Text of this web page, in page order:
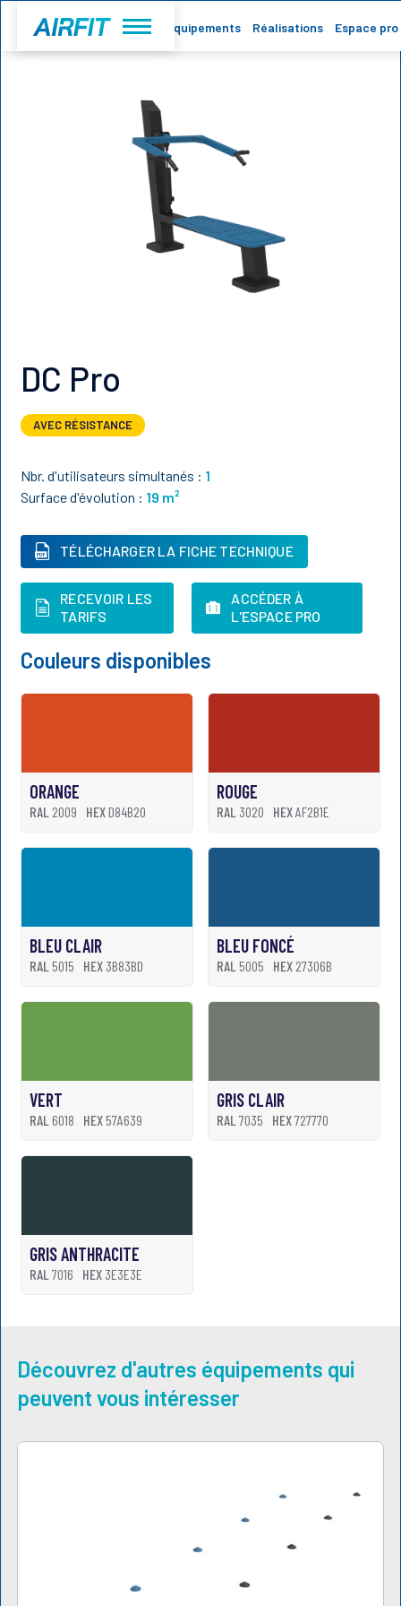
Accueil Equipements Réalisations Espace pro
DC Pro
AVEC RÉSISTANCE
Nbr. d'utilisateurs simultanés : 1
Surface d'évolution : 19 m²
TÉLÉCHARGER LA FICHE TECHNIQUE
RECEVOIR LES
TARIFS
ACCÉDER À
L'ESPACE PRO
Couleurs disponibles
ORANGE
RAL 2009 HEX D84B20
ROUGE
RAL 3020 HEXAF2B1E
BLEU CLAIR
RAL 5015 HEX 3B83BD
BLEU FONCÉ
RAL 5005 HEX27306B
VERT
RAL 6018 HEX 57A639
GRIS CLAIR
RAL 7035 HEX727770
GRIS ANTHRACITE
RAL 7016 HEX 3E3E3E
Découvrez d'autres équipements qui
peuvent vous intéresser